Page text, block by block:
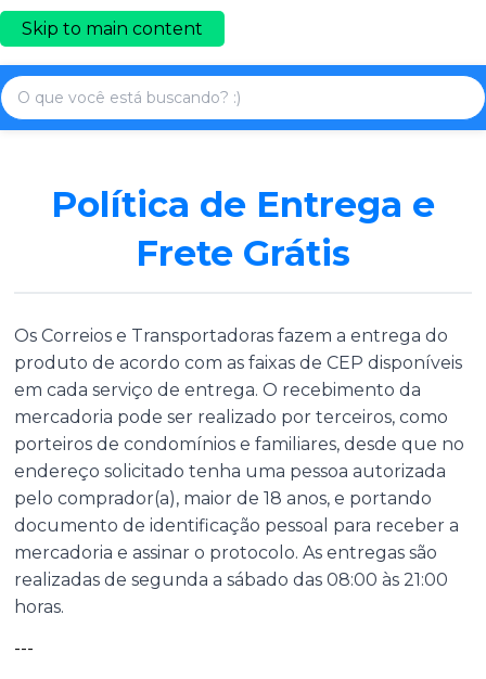
Skip to main content
Política de Entrega e
Frete Grátis
Os Correios e Transportadoras fazem a entrega do
produto de acordo com as faixas de CEP disponíveis
em cada serviço de entrega. O recebimento da
mercadoria pode ser realizado por terceiros, como
porteiros de condomínios e familiares, desde que no
endereço solicitado tenha uma pessoa autorizada
pelo comprador(a), maior de 18 anos, e portando
documento de identificação pessoal para receber a
mercadoria e assinar o protocolo. As entregas são
realizadas de segunda a sábado das 08:00 às 21:00
horas.
---